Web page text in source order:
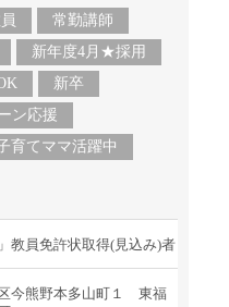
常勤講師
新年度4月★採用
新卒
ン応援
育てママ活躍中
教員免許状取得(見込み)者
今熊野本多山町１ 東福